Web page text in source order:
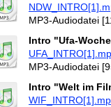
MP3-Audiodatei
Intro "Ufa-
MP3-Audiodatei
Intro "Welt im